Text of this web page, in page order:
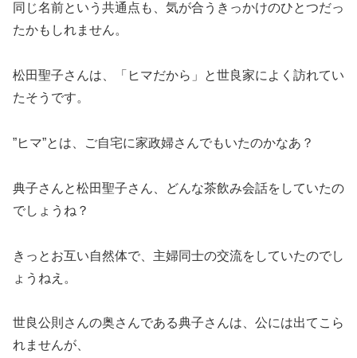
同じ名前という共通点も、気が合うきっかけのひとつだっ
たかもしれません。
松田聖子さんは、「ヒマだから」と世良家によく訪れてい
たそうです。
”ヒマ”とは、ご自宅に家政婦さんでもいたのかなあ？
典子さんと松田聖子さん、どんな茶飲み会話をしていたの
でしょうね？
きっとお互い自然体で、主婦同士の交流をしていたのでし
ょうねえ。
世良公則さんの奥さんである典子さんは、公には出てこら
れませんが、